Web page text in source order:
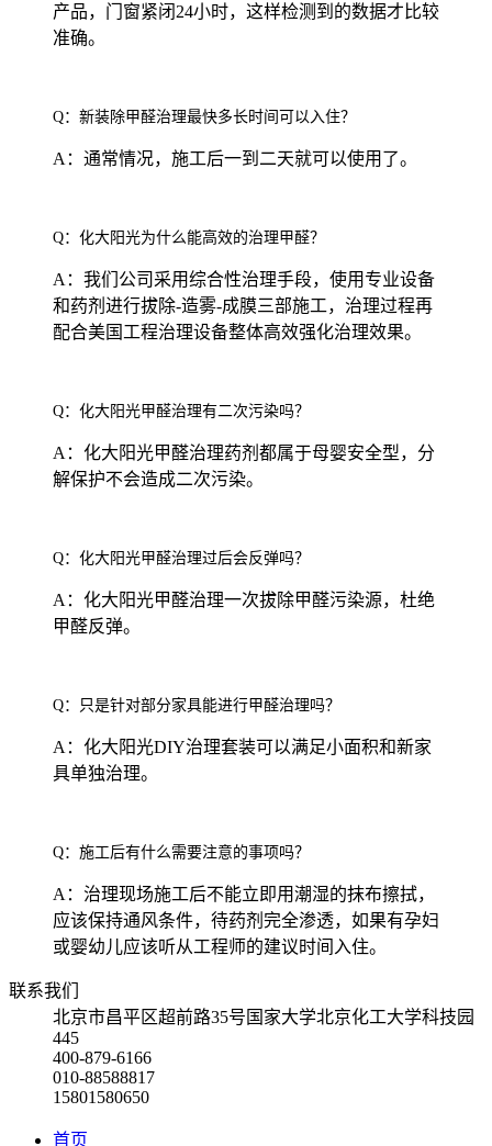
产品，门窗紧闭24小时，这样检测到的数据才比较
准确。
Q：新装除甲醛治理最快多长时间可以入住？
A：通常情况，施工后一到二天就可以使用了。
Q：化大阳光为什么能高效的治理甲醛？
A：我们公司采用综合性治理手段，使用专业设备
和药剂进行拔除-造雾-成膜三部施工，治理过程再
配合美国工程治理设备整体高效强化治理效果。
Q：化大阳光甲醛治理有二次污染吗？
A：化大阳光甲醛治理药剂都属于母婴安全型，分
解保护不会造成二次污染。
Q：化大阳光甲醛治理过后会反弹吗？
A：化大阳光甲醛治理一次拔除甲醛污染源，杜绝
甲醛反弹。
Q：只是针对部分家具能进行甲醛治理吗？
A：化大阳光DIY治理套装可以满足小面积和新家
具单独治理。
Q：施工后有什么需要注意的事项吗？
A：治理现场施工后不能立即用潮湿的抹布擦拭，
应该保持通风条件，待药剂完全渗透，如果有孕妇
或婴幼儿应该听从工程师的建议时间入住。
联系我们
北京市昌平区超前路35号国家大学北京化工大学科技园
445
400-879-6166
010-88588817
15801580650
首页